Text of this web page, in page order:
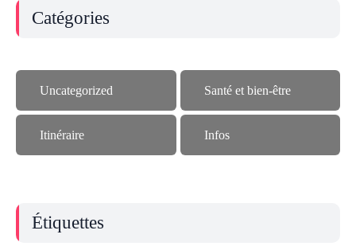
Catégories
Uncategorized Santé et bien-être
Itinéraire Infos
Étiquettes